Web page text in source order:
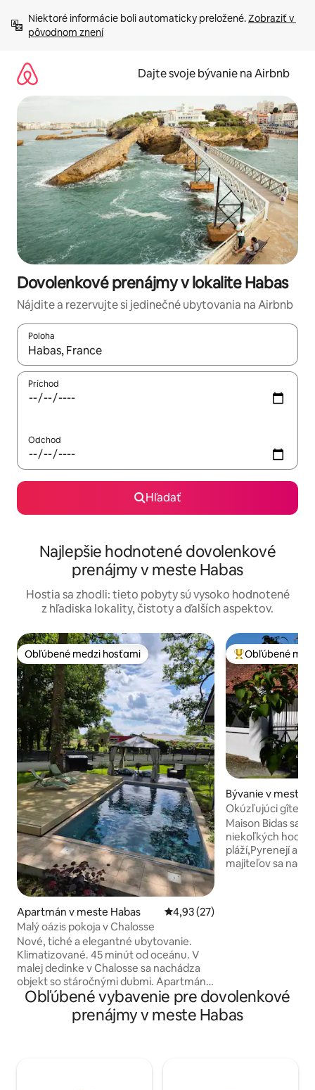
obsah.
Niektoré informácie boli automaticky preložené. Zobraziť v
pôvodnom znení
Dajte svoje bývanie na Airbnb
Dovolenkové prenájmy v lokalite Habas
Nájdite a rezervujte si jedinečné ubytovania na Airbnb
Poloha
Keď budú výsledky k dispozícii, môžete si ich prechádzať
Príchod
Odchod
Hľadať
Najlepšie hodnotené dovolenkové
prenájmy v meste Habas
Hostia sa zhodli: tieto pobyty sú vysoko hodnotené
z hľadiska lokality, čistoty a ďalších aspektov.
Obľúbené medzi hosťami
Obľúbené medzi hosťami
Apartmán v meste Habas Priemerné ohodnotenie 4,93
4,93 (27)
Malý oázis pokoja v Chalosse
Nové, tiché a elegantné ubytovanie.
Klimatizované. 45 minút od oceánu. V
malej dedinke v Chalosse sa nachádza
objekt so stáročnými dubmi. Apartmán
je samostatný a susedí s domom
majiteľov. Bazén majiteľov je prístupný
hostiteľom. Posteľná bielizeň a toaletné
Najobľúbenejšie
Obľúbené
Bývanie v meste
Okúzľujúci gîte s
vinohrade, 4/6
Maison Bidas sa
niekoľkých hodín
pláží,Pyrenejí a
majiteľov sa
čaká so
Obľúbené vybavenie pre dovolenkové
prenájmy v meste Habas